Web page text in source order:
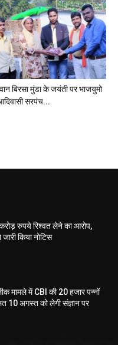
बिरसा मुंडा के जयंती पर भाजयुमो
सरपंच...
रुपये रिश्वत लेने का आरोप,
किया नोटिस
मामले में CBI की 20 हजार पन्नों
10 अगस्त को लेगी संज्ञान पर